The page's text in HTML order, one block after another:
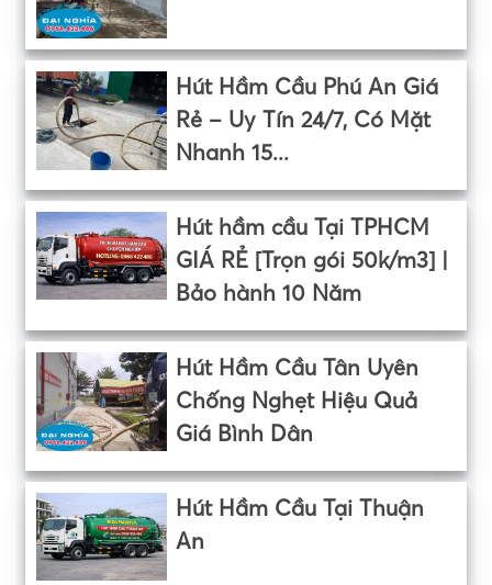
Hút Hầm Cầu Phú An Giá
Rẻ – Uy Tín 24/7, Có Mặt
Nhanh 15...
Hút hầm cầu Tại TPHCM
GIÁ RẺ [Trọn gói 50k/m3] |
Bảo hành 10 Năm
Hút Hầm Cầu Tân Uyên
Chống Nghẹt Hiệu Quả
Giá Bình Dân
Hút Hầm Cầu Tại Thuận
An